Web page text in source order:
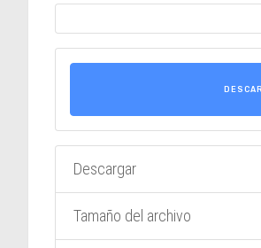
Descargar
Tamaño del archivo